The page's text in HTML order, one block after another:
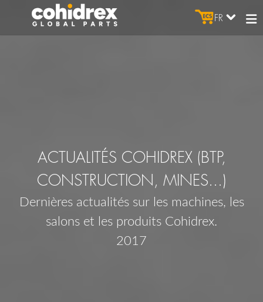
FR
ACTUALITÉS COHIDREX (BTP,
CONSTRUCTION, MINES...)
Dernières actualités sur les machines, les
salons et les produits Cohidrex.
2017